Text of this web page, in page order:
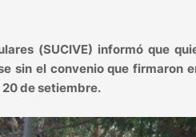
(SUCIVE) informó que
sin el convenio que firmaron
de setiembre.